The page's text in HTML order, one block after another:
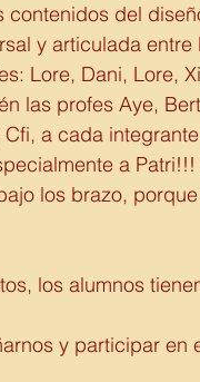
del
y articulada entre
Lore, Dani, Lore,
las profes Aye,
a cada
a
los brazo,
los alumnos
y participar en